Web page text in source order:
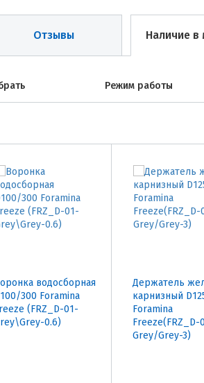
Отзывы Наличие в
Режим работы
водосборная
300 Foramina
(FRZ_D-01-
0.6)
Держатель
карнизный
Foramina
Freeze(FRZ_D-
Grey/Grey-3)